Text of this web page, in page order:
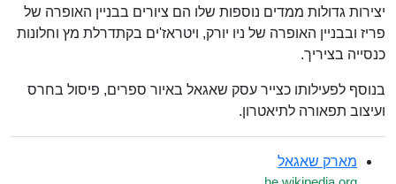
יצירות גדולות ממדים נוספות שלו הם ציורים בבניין האופרה של
פריז ובבניין האופרה של ניו יורק, ויטראז'ים בקתדרלת מץ וחלונות
כנסייה בציריך.
בנוסף לפעילותו כצייר עסק שאגאל באיור ספרים, פיסול בחרס
ועיצוב תפאורה לתיאטרון.
מארק שאגאל